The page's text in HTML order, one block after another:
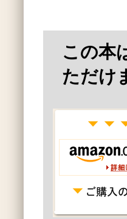
この本
ただけ